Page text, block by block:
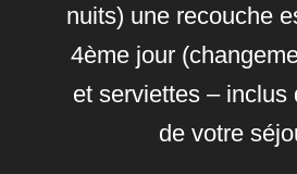
nuits) une recouche
4ème jour
et serviettes – inclus
de votre